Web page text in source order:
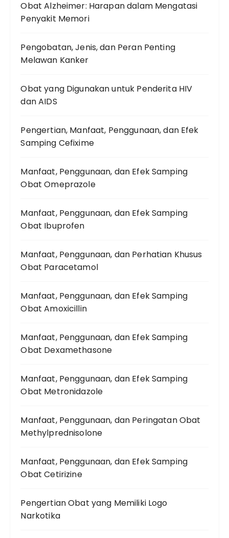
Obat Alzheimer: Harapan dalam Mengatasi
Penyakit Memori
Pengobatan, Jenis, dan Peran Penting
Melawan Kanker
Obat yang Digunakan untuk Penderita HIV
dan AIDS
Pengertian, Manfaat, Penggunaan, dan Efek
Samping Cefixime
Manfaat, Penggunaan, dan Efek Samping
Obat Omeprazole
Manfaat, Penggunaan, dan Efek Samping
Obat Ibuprofen
Manfaat, Penggunaan, dan Perhatian Khusus
Obat Paracetamol
Manfaat, Penggunaan, dan Efek Samping
Obat Amoxicillin
Manfaat, Penggunaan, dan Efek Samping
Obat Dexamethasone
Manfaat, Penggunaan, dan Efek Samping
Obat Metronidazole
Manfaat, Penggunaan, dan Peringatan Obat
Methylprednisolone
Manfaat, Penggunaan, dan Efek Samping
Obat Cetirizine
Pengertian Obat yang Memiliki Logo
Narkotika